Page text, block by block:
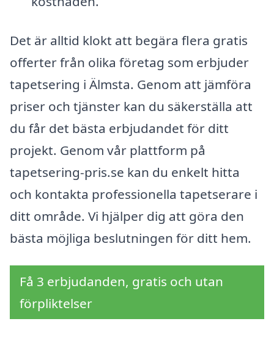
Det är alltid klokt att begära flera gratis
offerter från olika företag som erbjuder
tapetsering i Älmsta. Genom att jämföra
priser och tjänster kan du säkerställa att
du får det bästa erbjudandet för ditt
projekt. Genom vår plattform på
tapetsering-pris.se kan du enkelt hitta
och kontakta professionella tapetserare i
ditt område. Vi hjälper dig att göra den
bästa möjliga beslutningen för ditt hem.
Få 3 erbjudanden, gratis och utan
förpliktelser